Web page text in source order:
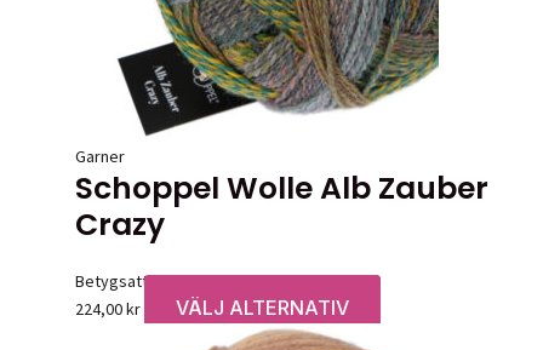
kan
väljas
på
produktsidan
Garner
Schoppel Wolle Alb Zauber
Crazy
Betygsatt0av 5
224,00kr VÄLJ ALTERNATIV